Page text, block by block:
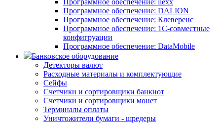
Программное обеспечение: DALION
Программное обеспечение: Клеверенс
Программное обеспечение: 1С-совместные
конфигруации
Программное обеспечение: DataMobile
Банковское оборудование
Детекторы валют
Расходные материалы и комплектующие
Сейфы
Счетчики и сортировщики банкнот
Счетчики и сортировщики монет
Терминалы оплаты
Уничтожители бумаги - шредеры